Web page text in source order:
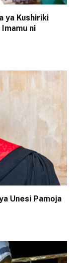
ya Kushiriki
ni
Unesi Pamoja